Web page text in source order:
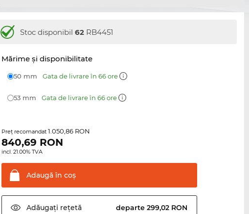
Stoc disponibil62 RB4451
Mărime şi disponibilitate
50 mm Gata de livrare în 66 ore
53 mm Gata de livrare în 66 ore
Preţ recomandat1.050,86 RON
840,69 RON
incl. 21.00% TVA
Adaugă în coş
Adăugați rețetă departe 299,02 RON